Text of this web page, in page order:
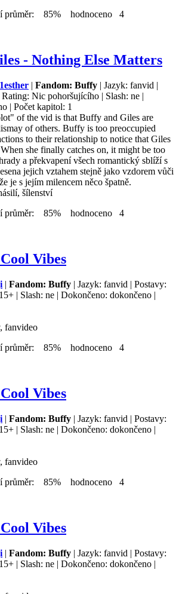
průměr: 85% hodnoceno 4
- Nothing Else Matters
| Fandom: Buffy | Jazyk: fanvid |
Nic pohoršujícího | Slash: ne |
| Počet kapitol: 1
of the vid is that Buffy and Giles are
of others. Buffy is too preoccupied
to their relationship to notice that Giles
she finally catches on, it might be too
a překvapení všech romantický sblíží s
jejich vztahem stejně jako vzdorem vůči
je s jejím milencem něco špatně.
šílenství
průměr: 85% hodnoceno 4
Vibes
| Fandom: Buffy | Jazyk: fanvid | Postavy:
| Slash: ne | Dokončeno: dokončeno |
fanvideo
průměr: 85% hodnoceno 4
Vibes
| Fandom: Buffy | Jazyk: fanvid | Postavy:
| Slash: ne | Dokončeno: dokončeno |
fanvideo
průměr: 85% hodnoceno 4
Vibes
| Fandom: Buffy | Jazyk: fanvid | Postavy:
| Slash: ne | Dokončeno: dokončeno |